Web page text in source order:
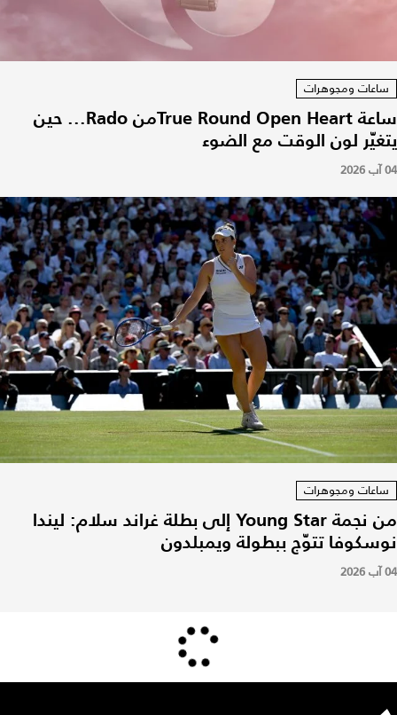
ساعات ومجوهرات
ساعة True Round Open Heartمن Rado... حين
يتغيّر لون الوقت مع الضوء
04 آب 2026
ساعات ومجوهرات
من نجمة Young Star إلى بطلة غراند سلام: ليندا
نوسكوفا تتوّج ببطولة ويمبلدون
04 آب 2026